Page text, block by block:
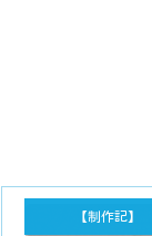
【制作記】